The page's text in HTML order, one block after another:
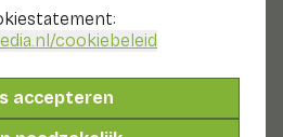
/cookiebeleid
accepteren
salades voor elke
uitgelegd:
gebruik je waarvoor?
2026